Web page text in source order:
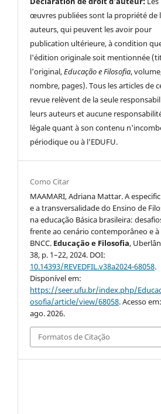
œuvres publiées sont la propriété de
auteurs, qui peuvent les avoir pour
publication ultérieure, à condition
l'édition originale soit mentionnée
l'original,Educação e Filosofia,
nombre, pages). Tous les articles de
revue relèvent de la seule
leurs auteurs et aucune
légale quant à son contenu
périodique ou à l’EDUFU.
Como Citar
MAAMARI, Adriana Mattar. A
e a transversalidade do Ensino de
na educação Básica brasileira:
frente ao cenário contemporâneo e à
BNCC. Educação e Filosofia,
38, p. 1–22, 2024. DOI:
10.14393/REVEDFIL.v38a2024-68058.
Disponível em:
https://seer.ufu.br/index.php/
osofia/article/view/68058. Acesso
ago. 2026.
Formatos de Citação